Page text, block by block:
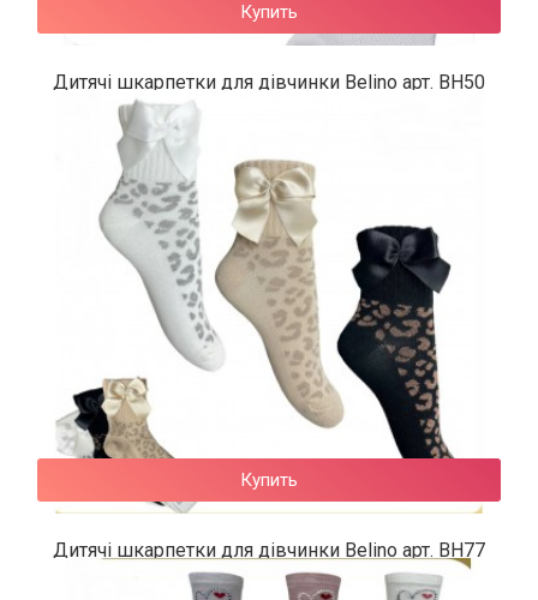
Купить
Дитячі шкарпетки для дівчинки Belino арт. BН50
Купить
Дитячі шкарпетки для дівчинки Belino арт. BН77